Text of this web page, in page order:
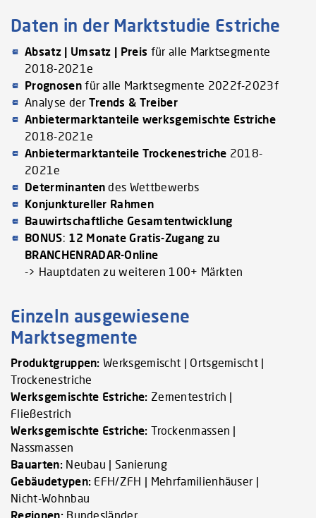
Daten in der Marktstudie Estriche
Absatz | Umsatz | Preis für alle Marktsegmente
2018-2021e
Prognosenfür alle Marktsegmente 2022f-2023f
Analyse der Trends & Treiber
Anbietermarktanteile werksgemischte Estriche
2018-2021e
Anbietermarktanteile Trockenestriche 2018-
2021e
Determinantendes Wettbewerbs
Konjunktureller Rahmen
Bauwirtschaftliche Gesamtentwicklung
BONUS: 12 Monate Gratis-Zugang zu
BRANCHENRADAR-Online
-> Hauptdaten zu weiteren 100+ Märkten
Einzeln ausgewiesene
Marktsegmente
Produktgruppen: Werksgemischt | Ortsgemischt |
Trockenestriche
Werksgemischte Estriche: Zementestrich |
Fließestrich
Werksgemischte Estriche: Trockenmassen |
Nassmassen
Bauarten:Neubau | Sanierung
Gebäudetypen: EFH/ZFH | Mehrfamilienhäuser |
Nicht-Wohnbau
Regionen:Bundesländer